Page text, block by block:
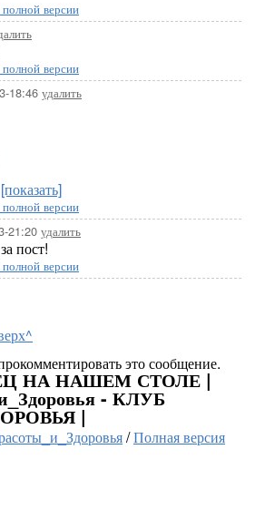
версии
версии
18:46 удалить
[показать]
версии
21:20 удалить
пост!
версии
это сообщение.
НА НАШЕМ СТОЛЕ |
- КЛУБ
|
/Полная версия